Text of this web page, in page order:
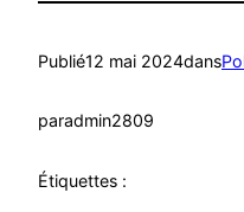
Publié12 mai 2024dans
paradmin2809
Étiquettes :